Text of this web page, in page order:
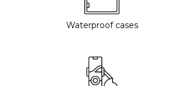
Waterproof cases